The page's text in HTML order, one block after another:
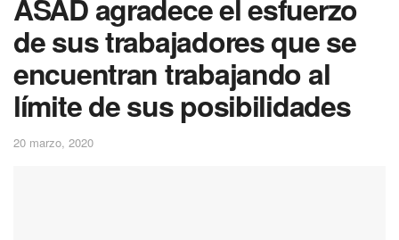
ASAD agradece el esfuerzo
de sus trabajadores que se
encuentran trabajando al
límite de sus posibilidades
20 marzo, 2020